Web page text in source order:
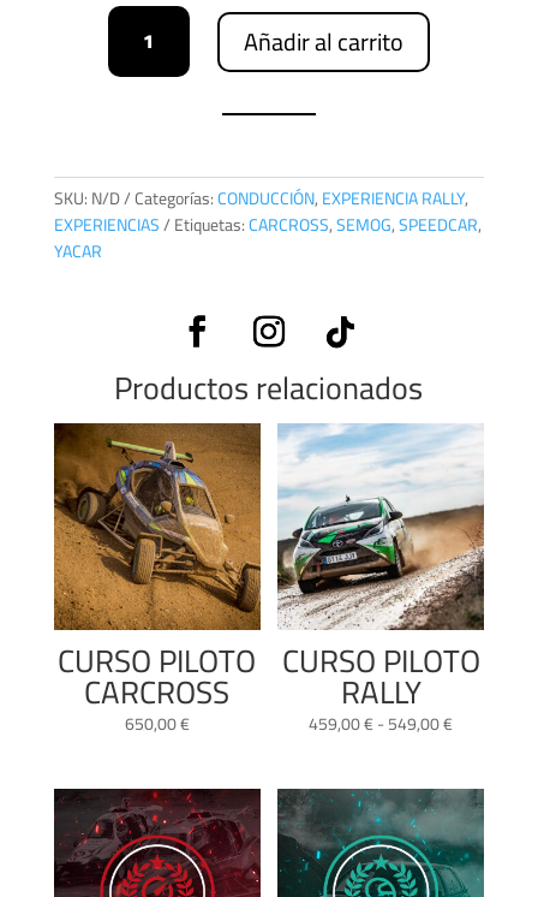
EXPERIENCIA
RALLY
cantidad
Añadir al carrito
SKU:N/D Categorías:CONDUCCIÓN,EXPERIENCIA RALLY,
EXPERIENCIAS Etiquetas:CARCROSS,SEMOG,SPEEDCAR,
YACAR
Productos relacionados
CURSO PILOTO
CARCROSS
650,00€
CURSO PILOTO
RALLY
459,00€-549,00€Rango
precios:
desde
459,00 €
hasta